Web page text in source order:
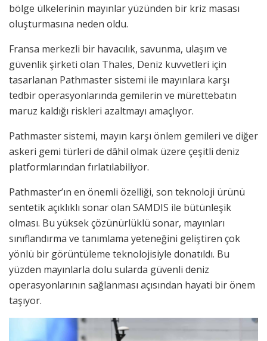
bölge ülkelerinin mayınlar yüzünden bir kriz masası
oluşturmasına neden oldu.
Fransa merkezli bir havacılık, savunma, ulaşım ve
güvenlik şirketi olan Thales, Deniz kuvvetleri için
tasarlanan Pathmaster sistemi ile mayınlara karşı
tedbir operasyonlarında gemilerin ve mürettebatın
maruz kaldığı riskleri azaltmayı amaçlıyor.
Pathmaster sistemi, mayın karşı önlem gemileri ve diğer
askeri gemi türleri de dâhil olmak üzere çeşitli deniz
platformlarından fırlatılabiliyor.
Pathmaster’ın en önemli özelliği, son teknoloji ürünü
sentetik açıklıklı sonar olan SAMDIS ile bütünleşik
olması. Bu yüksek çözünürlüklü sonar, mayınları
sınıflandırma ve tanımlama yeteneğini geliştiren çok
yönlü bir görüntüleme teknolojisiyle donatıldı. Bu
yüzden mayınlarla dolu sularda güvenli deniz
operasyonlarının sağlanması açısından hayati bir önem
taşıyor.